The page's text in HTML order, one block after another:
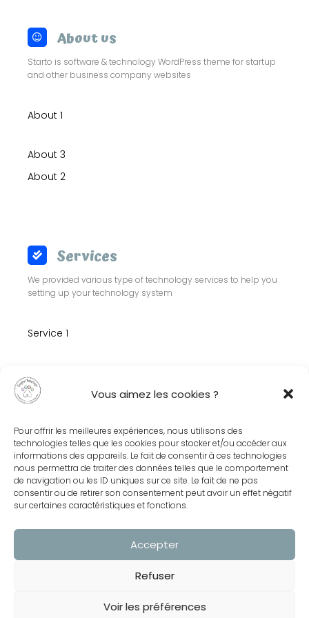
Vous aimez les cookies ?
Pour offrir les meilleures expériences, nous utilisons des
technologies telles que les cookies pour stocker et/ou accéder aux
informations des appareils. Le fait de consentir à ces technologies
nous permettra de traiter des données telles que le comportement
de navigation ou les ID uniques sur ce site. Le fait de ne pas
consentir ou de retirer son consentement peut avoir un effet négatif
sur certaines caractéristiques et fonctions.
Accepter
Refuser
Voir les préférences
About us
Starto is software & technology WordPress theme for startup
and other business company websites
About 1
About 3
About 2
Services
We provided various type of technology services to help you
setting up your technology system
Service 1
Service 2
Pricing
Contact us